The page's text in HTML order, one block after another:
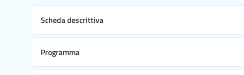
Scheda descrittiva
Programma